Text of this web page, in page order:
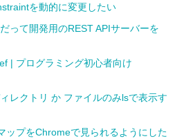
を動的に変更したい
って開発用のREST APIサーバーを
| プログラミング初心者向け
レクトリ か ファイルのみlsで表示す
ップをChromeで見られるようにした